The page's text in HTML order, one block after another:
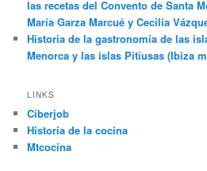
las recetas del Convento de Santa
María Garza Marcué y Cecilia
Historia de la gastronomía de las
Menorca y las islas Pitiusas (Ibiza
LINKS
Ciberjob
Historia de la cocina
Mtcocina